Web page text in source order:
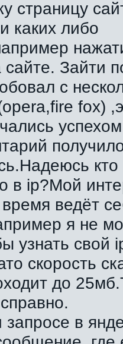
страницу
каких либо
сайте. Зайти
с
fox)
в ip?Мой
ведёт
я не
узнать свой
скорость
до
запросе в